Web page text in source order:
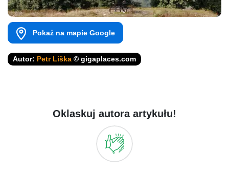
Pokaż na mapie Google
Autor: Petr Liška © gigaplaces.com
Oklaskuj autora artykułu!